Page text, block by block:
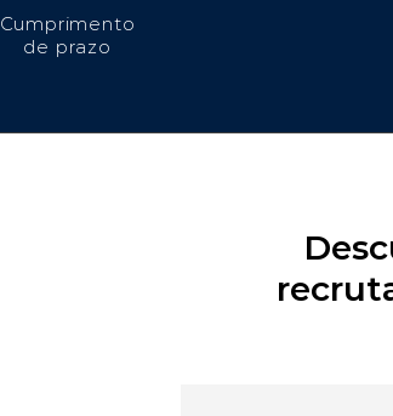
Cumprimento
de prazo